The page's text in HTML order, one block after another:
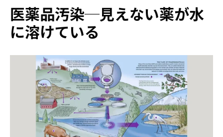
医薬品汚染─見えない薬が水
に溶けている